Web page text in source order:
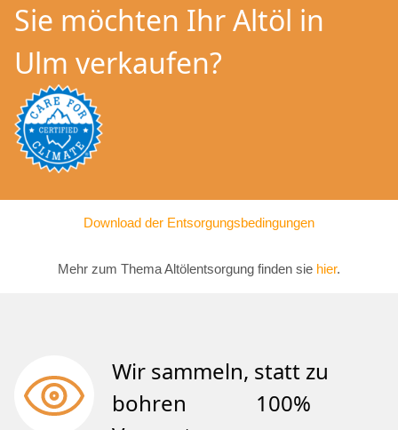
Sie möchten Ihr Altöl in
Ulm verkaufen?
Download der Entsorgungsbedingungen
Mehr zum Thema Altölentsorgung finden sie hier.
Wir sammeln, statt zu
bohren 100%